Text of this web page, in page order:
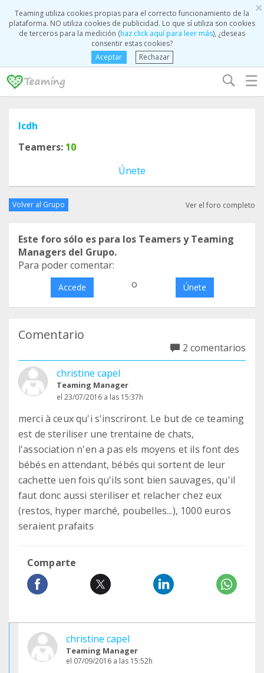
×
Teaming utiliza cookies propias para el correcto funcionamiento de la
plataforma. NO utiliza cookies de publicidad. Lo que sí utiliza son cookies
de terceros para la medición (haz click aquí para leer más), ¿deseas
consentir estas cookies?
Aceptar
Rechazar
☰
lcdh
Teamers: 10
Únete
Volver al Grupo Ver el foro completo
Este foro sólo es para los Teamers y Teaming
Managers del Grupo.
Para poder comentar:
Accede o Únete
Comentario
2 comentarios
christine capel
Teaming Manager
el 23/07/2016 a las 15:37h
merci à ceux qu'i s'inscriront. Le but de ce teaming
est de steriliser une trentaine de chats,
l'association n'en a pas els moyens et ils font des
bébés en attendant, bébés qui sortent de leur
cachette uen fois qu'ils sont bien sauvages, qu'il
faut donc aussi steriliser et relacher chez eux
(restos, hyper marché, poubelles...), 1000 euros
seraient prafaits
Comparte
christine capel
Teaming Manager
el 07/09/2016 a las 15:52h